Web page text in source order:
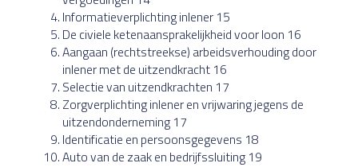
Informatieverplichting inlener 15
De civiele ketenaansprakelijkheid voor loon 16
Aangaan (rechtstreekse) arbeidsverhouding door
inlener met de uitzendkracht 16
Selectie van uitzendkrachten 17
Zorgverplichting inlener en vrijwaring jegens de
uitzendonderneming 17
Identificatie en persoonsgegevens 18
Auto van de zaak en bedrijfssluiting 19